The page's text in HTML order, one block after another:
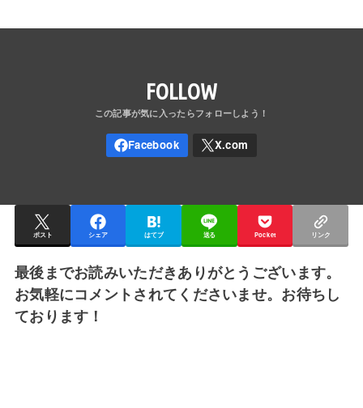
FOLLOW
ポスト シェア はてブ 送る Pocket リンク
最後までお読みいただきありがとうございます。
お気軽にコメントされてくださいませ。お待ちし
ております！